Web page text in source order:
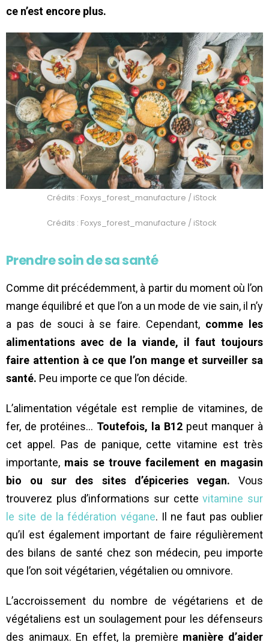
ce n’est encore plus.
Crédits : Foxys_forest_manufacture / iStock
Crédits : Foxys_forest_manufacture / iStock
Prendre soin de sa santé
Comme dit précédemment, à partir du moment où l’on
mange équilibré et que l’on a un mode de vie sain, il n’y
a pas de souci à se faire. Cependant, comme les
alimentations avec de la viande, il faut toujours
faire attention à ce que l’on mange et surveiller sa
santé. Peu importe ce que l’on décide.
L’alimentation végétale est remplie de vitamines, de
fer, de protéines… Toutefois, la B12 peut manquer à
cet appel. Pas de panique, cette vitamine est très
importante, mais se trouve facilement en magasin
bio ou sur des sites d’épiceries vegan. Vous
trouverez plus d’informations sur cettevitamine sur
le site de la fédération végane. Il ne faut pas oublier
qu’il est également important de faire régulièrement
des bilans de santé chez son médecin, peu importe
que l’on soit végétarien, végétalien ou omnivore.
L’accroissement du nombre de végétariens et de
végétaliens est un soulagement pour les défenseurs
des animaux. En effet, la première manière d’aider